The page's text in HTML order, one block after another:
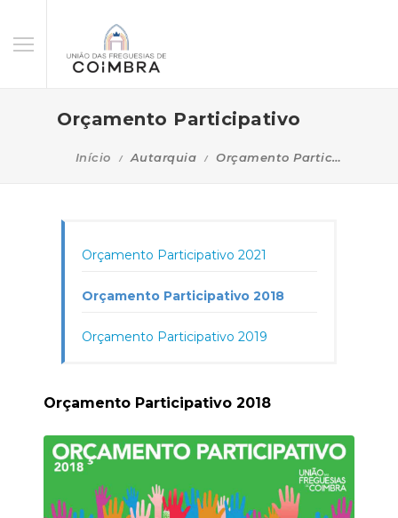
Orçamento Participativo
Início Autarquia Orçamento Participativo
Orçamento Participativo 2021
Orçamento Participativo 2018
Orçamento Participativo 2019
Orçamento Participativo 2018